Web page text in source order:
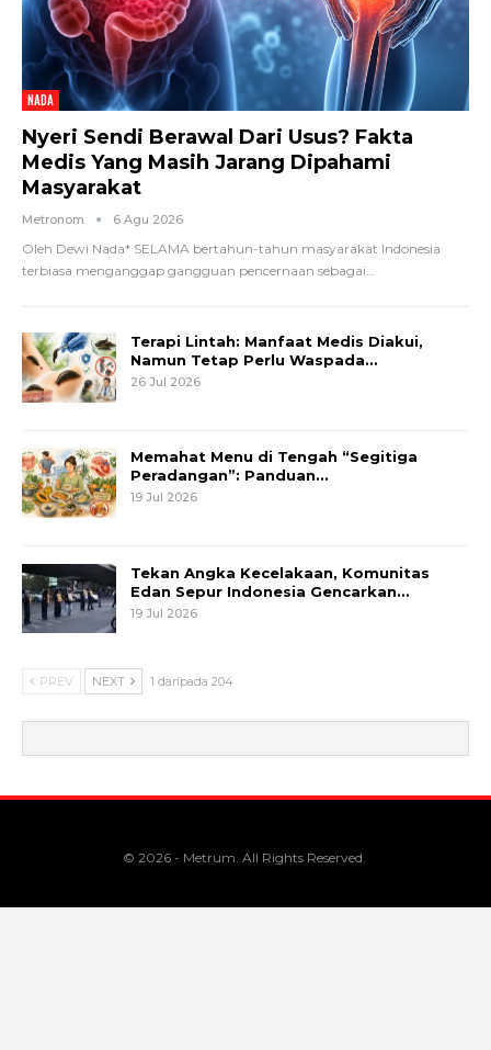
NADA
Nyeri Sendi Berawal Dari Usus? Fakta
Medis Yang Masih Jarang Dipahami
Masyarakat
Metronom 6 Agu 2026
Oleh Dewi Nada* SELAMA bertahun-tahun masyarakat Indonesia
terbiasa menganggap gangguan pencernaan sebagai…
Terapi Lintah: Manfaat Medis Diakui,
Namun Tetap Perlu Waspada…
26 Jul 2026
Memahat Menu di Tengah “Segitiga
Peradangan”: Panduan…
19 Jul 2026
Tekan Angka Kecelakaan, Komunitas
Edan Sepur Indonesia Gencarkan…
19 Jul 2026
PREV NEXT 1 daripada 204
© 2026 - Metrum. All Rights Reserved.